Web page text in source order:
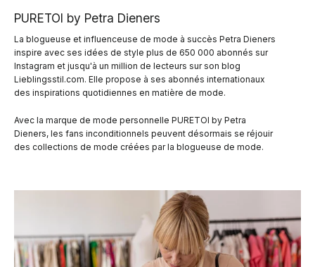
PURETOI by Petra Dieners
La blogueuse et influenceuse de mode à succès Petra Dieners
inspire avec ses idées de style plus de 650 000 abonnés sur
Instagram et jusqu'à un million de lecteurs sur son blog
Lieblingsstil.com. Elle propose à ses abonnés internationaux
des inspirations quotidiennes en matière de mode.
Avec la marque de mode personnelle PURETOI by Petra
Dieners, les fans inconditionnels peuvent désormais se réjouir
des collections de mode créées par la blogueuse de mode.